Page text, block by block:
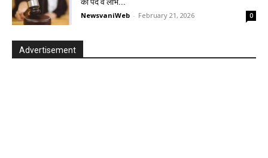
NewsvaniWeb - February 21, 2026 0
Advertisement